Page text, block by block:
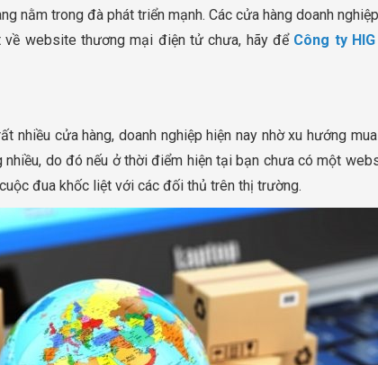
trong đà phát triển mạnh. Các cửa hàng doanh
website thương mại điện tử chưa, hãy để Công ty HIG
cửa hàng, doanh nghiệp hiện nay nhờ xu hướng
do đó nếu ở thời điểm hiện tại bạn chưa có một
đua khốc liệt với các đối thủ trên thị trường.